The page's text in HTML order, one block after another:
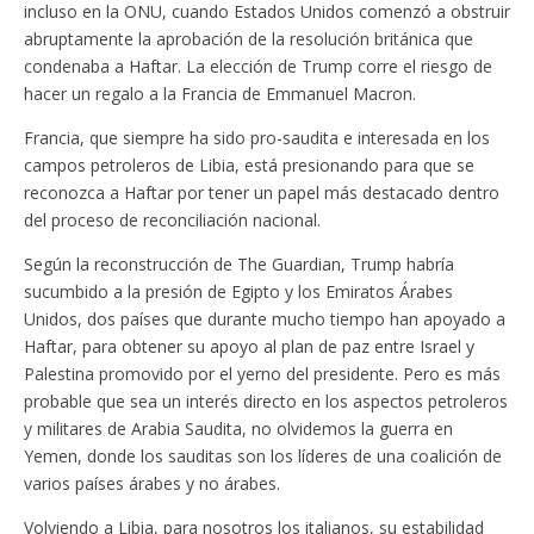
incluso en la ONU, cuando Estados Unidos comenzó a obstruir
abruptamente la aprobación de la resolución británica que
condenaba a Haftar. La elección de Trump corre el riesgo de
hacer un regalo a la Francia de Emmanuel Macron.
Francia, que siempre ha sido pro-saudita e interesada en los
campos petroleros de Libia, está presionando para que se
reconozca a Haftar por tener un papel más destacado dentro
del proceso de reconciliación nacional.
Según la reconstrucción de The Guardian, Trump habría
sucumbido a la presión de Egipto y los Emiratos Árabes
Unidos, dos países que durante mucho tiempo han apoyado a
Haftar, para obtener su apoyo al plan de paz entre Israel y
Palestina promovido por el yerno del presidente. Pero es más
probable que sea un interés directo en los aspectos petroleros
y militares de Arabia Saudita, no olvidemos la guerra en
Yemen, donde los sauditas son los líderes de una coalición de
varios países árabes y no árabes.
Volviendo a Libia, para nosotros los italianos, su estabilidad